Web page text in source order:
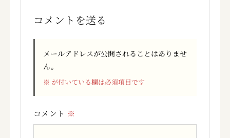
コメントを送る
メールアドレスが公開されることはありませ
ん。
※ が付いている欄は必須項目です
コメント ※